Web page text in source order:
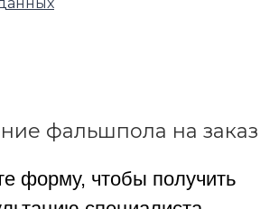
фальшпола на заказ
форму, чтобы получить